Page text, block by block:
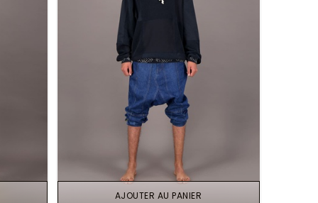
AJOUTER AU PANIER